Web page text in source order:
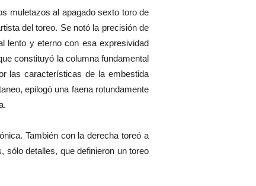
muletazos al apagado sexto toro de
del toreo. Se notó la precisión de
lento y eterno con esa expresividad
constituyó la columna fundamental
las características de la embestida
epilogó una faena rotundamente
También con la derecha toreó a
sólo detalles, que definieron un toreo